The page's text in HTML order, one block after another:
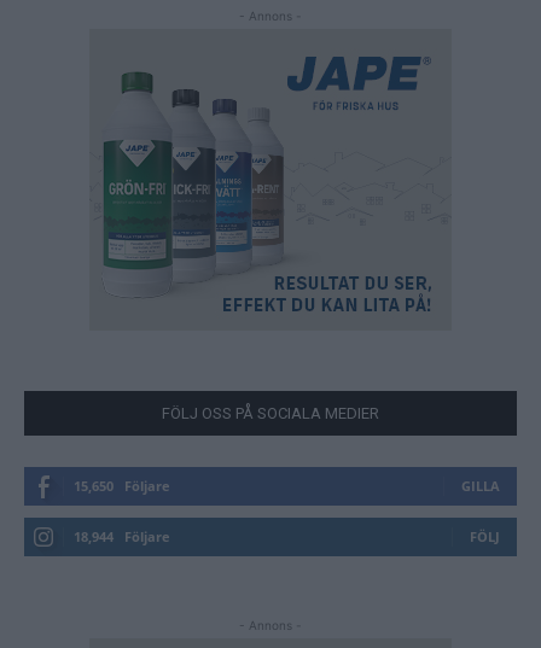
- Annons -
FÖLJ OSS PÅ SOCIALA MEDIER
15,650 Följare GILLA
18,944 Följare FÖLJ
- Annons -